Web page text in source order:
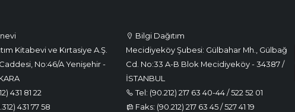
Kitabevi ve Kırtasiye A.Ş.
No:46/A Yenişehir -
431 81 22
431 77 58
Bilgi Dağıtım
Mecidiyeköy Şubesi: Gülbahar Mh., Gülbağ
Cd. No:33 A-B Blok Mecidiyeköy - 34387 /
İSTANBUL
Tel: (90.212) 217 63 40-44 / 522 52 01
Faks: (90.212) 217 63 45 / 527 41 19